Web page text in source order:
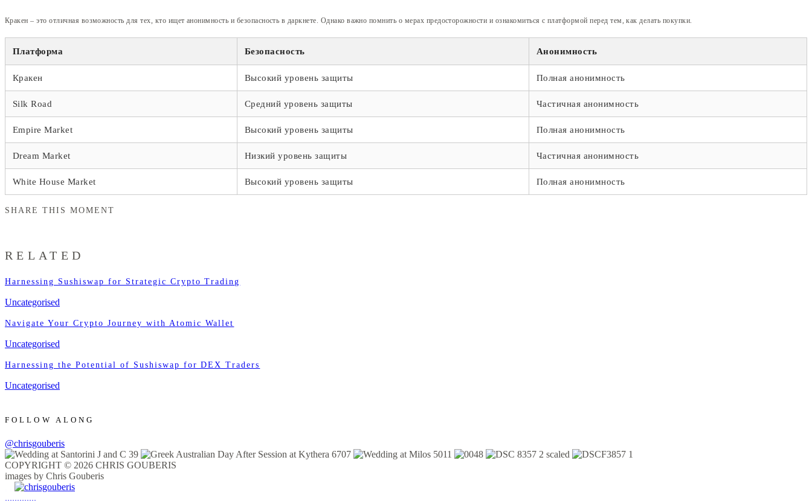
Кракен – это отличная возможность для тех, кто ищет анонимность и безопасность в даркнете. Однако важно помнить о мерах предосторожности и ознакомиться с платформой перед тем, как делать покупки.
Платформа Безопасность Анонимность
Кракен Высокий уровень защиты Полная анонимность
Silk Road Средний уровень защиты Частичная анонимность
Empire Market Высокий уровень защиты Полная анонимность
Dream Market Низкий уровень защиты Частичная анонимность
White House Market Высокий уровень защиты Полная анонимность
SHARE THIS MOMENT
RELATED
Harnessing Sushiswap for Strategic Crypto Trading
Uncategorised
Navigate Your Crypto Journey with Atomic Wallet
Uncategorised
Harnessing the Potential of Sushiswap for DEX Traders
Uncategorised
FOLLOW ALONG
@chrisgouberis
COPYRIGHT © 2026 CHRIS GOUBERIS
images by Chris Gouberis
.............